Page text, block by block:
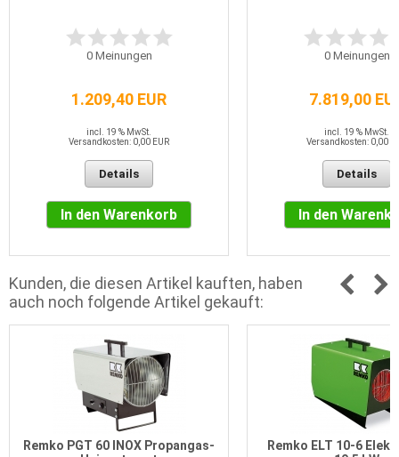
0Meinungen
1.209,40 EUR
incl. 19 % MwSt.
Versandkosten: 0,00 EUR
Details
In den Warenkorb
0Meinungen
7.819,00
incl. 19 % MwSt.
Versandkosten: 0,00
Details
In den
Kunden, die diesen Artikel kauften, haben
auch noch folgende Artikel gekauft:
Remko PGT 60 INOX Propangas-
Remko ELT 10-6